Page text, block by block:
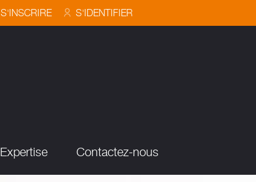
S'INSCRIRE S'IDENTIFIER
Expertise Contactez-nous